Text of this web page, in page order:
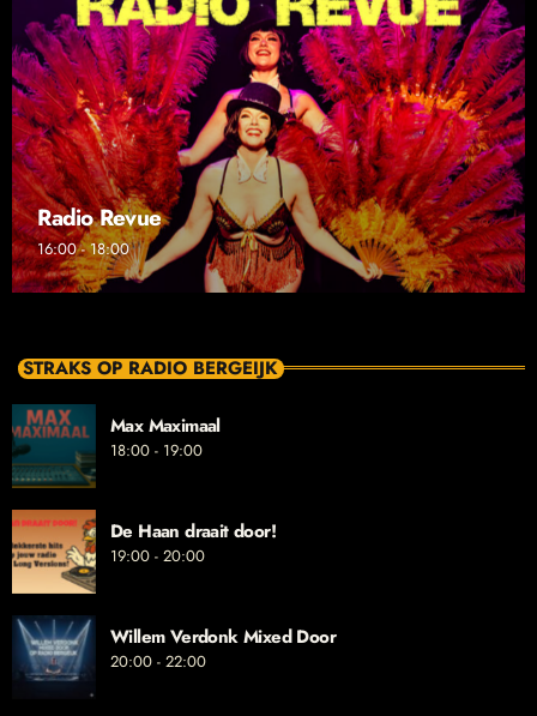
Radio Revue
16:00 - 18:00
STRAKS OP RADIO BERGEIJK
Max Maximaal
18:00 - 19:00
De Haan draait door!
19:00 - 20:00
Willem Verdonk Mixed Door
20:00 - 22:00